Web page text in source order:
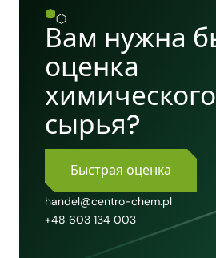
Вам нужна
оценка
химического
сырья?
Быстрая оценка
handel@centro-chem.pl
+48 603 134 003